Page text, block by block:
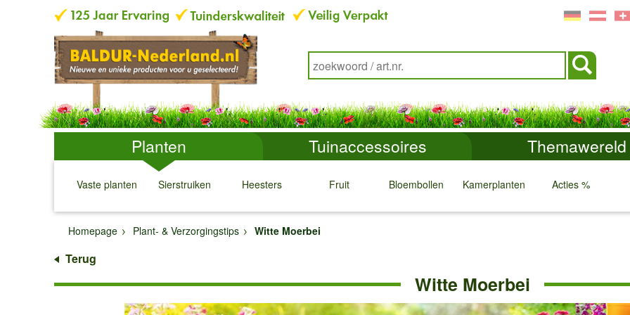
Planten Tuinaccessoires Themawereld
Vaste planten
↓
Sierstruiken
↓
Heesters
↓
Fruit
↓
Bloembollen
↓
Kamerplanten
↓
Acties %
↓ ↓
Homepage
Plant- & Verzorgingstips Witte Moerbei
Terug
Witte Moerbei